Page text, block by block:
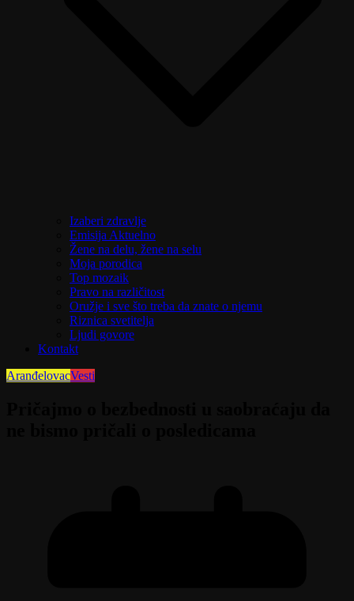
Izaberi zdravlje
Emisija Aktuelno
Žene na delu, žene na selu
Moja porodica
Top mozaik
Pravo na različitost
Oružje i sve što treba da znate o njemu
Riznica svetitelja
Ljudi govore
Kontakt
AranđelovacVesti